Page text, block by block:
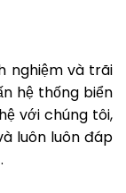
nghiệm và trãi
hệ thống biển
với chúng tôi,
luôn luôn đáp